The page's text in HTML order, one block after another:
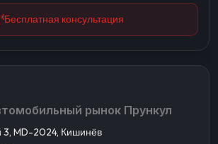
Бесплатная консультация
рынок Прункул
3, MD-2024, Кишинёв